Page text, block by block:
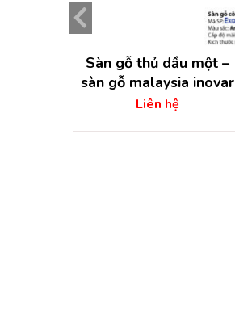
Sàn gỗ thủ dầu một –
sàn gỗ malaysia inovar
Liên hệ